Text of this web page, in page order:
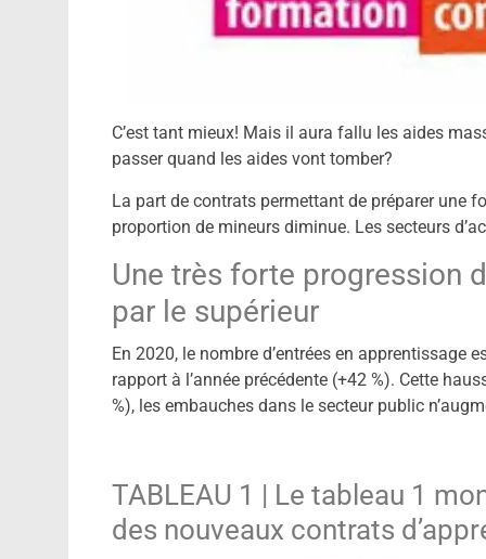
C’est tant mieux! Mais il aura fallu les aides
passer quand les aides vont tomber?
La part de contrats permettant de préparer une
proportion de mineurs diminue. Les secteurs
Une très forte progression
par le supérieur
En 2020, le nombre d’entrées en apprentissage
rapport à l’année précédente (+42 %). Cette
%), les embauches dans le secteur public
TABLEAU 1 | Le tableau 1
des nouveaux contrats